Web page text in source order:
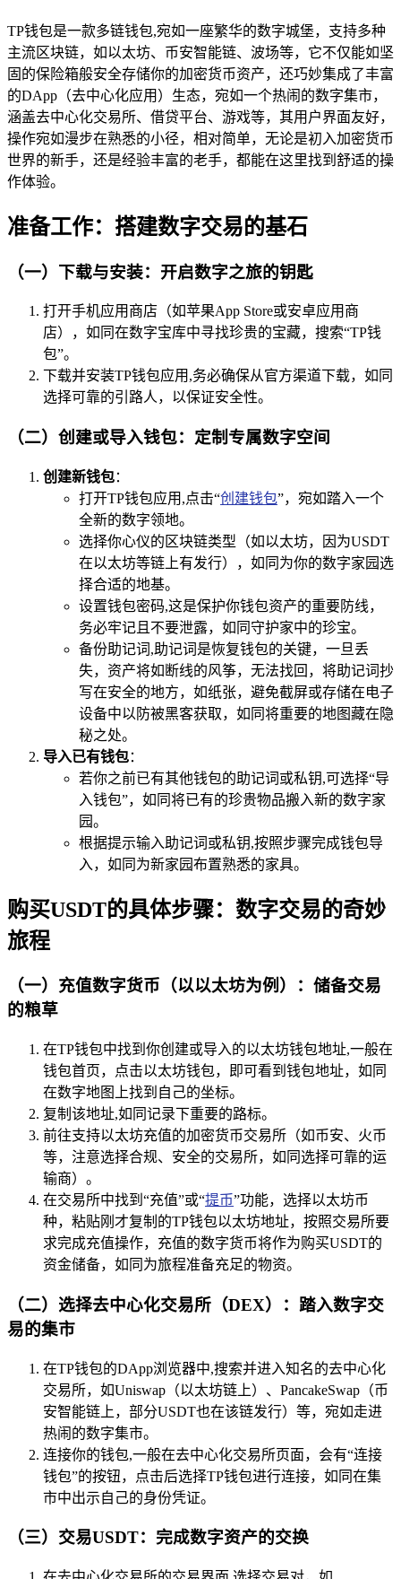
TP钱包是一款多链钱包,宛如一座繁华的数字城堡，支持多种
主流区块链，如以太坊、币安智能链、波场等，它不仅能如坚
固的保险箱般安全存储你的加密货币资产，还巧妙集成了丰富
的DApp（去中心化应用）生态，宛如一个热闹的数字集市，
涵盖去中心化交易所、借贷平台、游戏等，其用户界面友好，
操作宛如漫步在熟悉的小径，相对简单，无论是初入加密货币
世界的新手，还是经验丰富的老手，都能在这里找到舒适的操
作体验。
准备工作：搭建数字交易的基石
（一）下载与安装：开启数字之旅的钥匙
打开手机应用商店（如苹果App Store或安卓应用商
店），如同在数字宝库中寻找珍贵的宝藏，搜索“TP钱
包”。
下载并安装TP钱包应用,务必确保从官方渠道下载，如同
选择可靠的引路人，以保证安全性。
（二）创建或导入钱包：定制专属数字空间
创建新钱包：
打开TP钱包应用,点击“创建钱包”，宛如踏入一个
全新的数字领地。
选择你心仪的区块链类型（如以太坊，因为USDT
在以太坊等链上有发行），如同为你的数字家园选
择合适的地基。
设置钱包密码,这是保护你钱包资产的重要防线，
务必牢记且不要泄露，如同守护家中的珍宝。
备份助记词,助记词是恢复钱包的关键，一旦丢
失，资产将如断线的风筝，无法找回，将助记词抄
写在安全的地方，如纸张，避免截屏或存储在电子
设备中以防被黑客获取，如同将重要的地图藏在隐
秘之处。
导入已有钱包：
若你之前已有其他钱包的助记词或私钥,可选择“导
入钱包”，如同将已有的珍贵物品搬入新的数字家
园。
根据提示输入助记词或私钥,按照步骤完成钱包导
入，如同为新家园布置熟悉的家具。
购买USDT的具体步骤：数字交易的奇妙
旅程
（一）充值数字货币（以以太坊为例）：储备交易
的粮草
在TP钱包中找到你创建或导入的以太坊钱包地址,一般在
钱包首页，点击以太坊钱包，即可看到钱包地址，如同
在数字地图上找到自己的坐标。
复制该地址,如同记录下重要的路标。
前往支持以太坊充值的加密货币交易所（如币安、火币
等，注意选择合规、安全的交易所，如同选择可靠的运
输商）。
在交易所中找到“充值”或“提币”功能，选择以太坊币
种，粘贴刚才复制的TP钱包以太坊地址，按照交易所要
求完成充值操作，充值的数字货币将作为购买USDT的
资金储备，如同为旅程准备充足的物资。
（二）选择去中心化交易所（DEX）：踏入数字交
易的集市
在TP钱包的DApp浏览器中,搜索并进入知名的去中心化
交易所，如Uniswap（以太坊链上）、PancakeSwap（币
安智能链上，部分USDT也在该链发行）等，宛如走进
热闹的数字集市。
连接你的钱包,一般在去中心化交易所页面，会有“连接
钱包”的按钮，点击后选择TP钱包进行连接，如同在集
市中出示自己的身份凭证。
（三）交易USDT：完成数字资产的交换